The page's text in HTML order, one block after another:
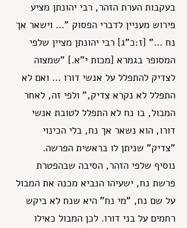
בעקבות הערת הזהר, רבי יהונתן מציע
פירוש מעניין לדברי הפסוק "... וישאר אך
נח ..." [ז:כ"ג] רבי יהונתן מציין שלפי
המסופר בגמרא [מכות י"א.] "שמצוה
לצדיק להתפלל על אנשי דורו ... ואם לא
התפלל לא נקרא צדיק," ולפי זה, לאחר
המבול, בו נח לא התפלל לטובת אנשי
דורו, הוא נשאר אך נח, בלי הכינוי
"צדיק" שניתן לו בראשית הפרשה.
נוסיף שלפי הזהר, הסיבה שבהפטרת
פרשת נח, ישעיהו הנביא מכנה את המבול
על שם נח, "מי נח" היא שנח לא ביקש
רחמים על בני דורו. לכן המבול כאילו